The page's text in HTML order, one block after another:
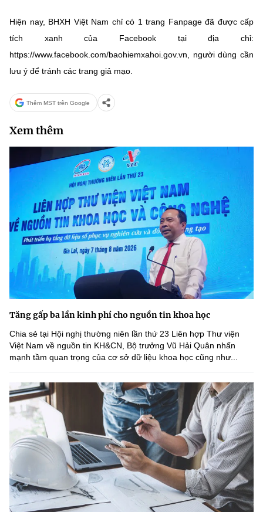
Hiện nay, BHXH Việt Nam chỉ có 1 trang Fanpage đã được cấp
tích xanh của Facebook tại địa chỉ:
https://www.facebook.com/baohiemxahoi.gov.vn, người dùng cần
lưu ý để tránh các trang giả mạo.
Thêm MST trên Google
Xem thêm
Tăng gấp ba lần kinh phí cho nguồn tin khoa học
Chia sẻ tại Hội nghị thường niên lần thứ 23 Liên hợp Thư viện
Việt Nam về nguồn tin KH&CN, Bộ trưởng Vũ Hải Quân nhấn
mạnh tầm quan trọng của cơ sở dữ liệu khoa học cũng như...